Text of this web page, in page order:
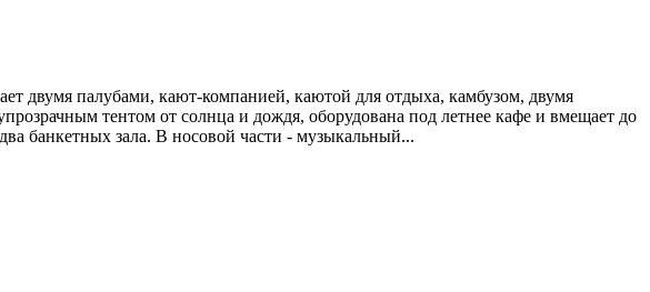
двумя палубами, кают-компанией, каютой для отдыха, камбузом, двумя
тентом от солнца и дождя, оборудована под летнее кафе и вмещает до
банкетных зала. В носовой части - музыкальный...